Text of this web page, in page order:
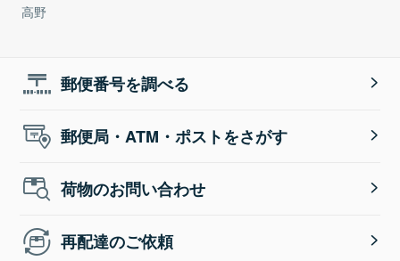
高野
郵便番号を調べる
郵便局・ATM・ポストをさがす
荷物のお問い合わせ
再配達のご依頼